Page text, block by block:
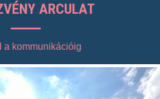
ARCULAT
a kommunikációig